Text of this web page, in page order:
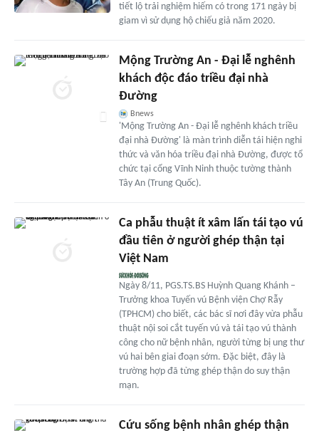
tiết lộ trải nghiệm hiếm có trong 171 ngày bị
giam vì sử dụng hộ chiếu giả năm 2020.
Mộng Trường An - Đại lễ nghênh
khách độc đáo triều đại nhà
Đường
Bnews
'Mộng Trường An - Đại lễ nghênh khách triều
đại nhà Đường' là màn trình diễn tái hiện nghi
thức và văn hóa triều đại nhà Đường, được tổ
chức tại cổng Vĩnh Ninh thuộc tường thành
Tây An (Trung Quốc).
Ca phẫu thuật ít xâm lấn tái tạo vú
đầu tiên ở người ghép thận tại
Việt Nam
Ngày 8/11, PGS.TS.BS Huỳnh Quang Khánh –
Trưởng khoa Tuyến vú Bệnh viện Chợ Rẫy
(TPHCM) cho biết, các bác sĩ nơi đây vừa phẫu
thuật nội soi cắt tuyến vú và tái tạo vú thành
công cho nữ bệnh nhân, người từng bị ung thư
vú hai bên giai đoạn sớm. Đặc biệt, đây là
trường hợp đã từng ghép thận do suy thận
mạn.
Cứu sống bệnh nhân ghép thận